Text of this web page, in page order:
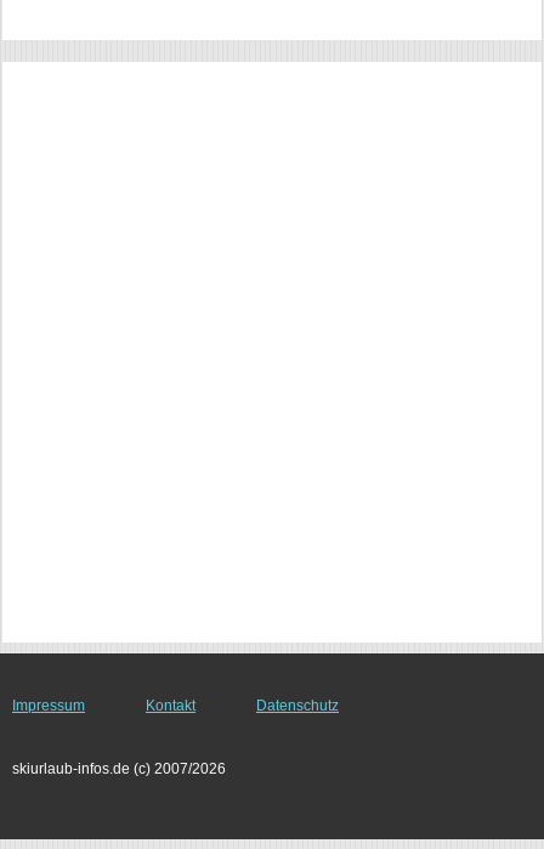
Impressum Kontakt Datenschutz
skiurlaub-infos.de (c) 2007/2026